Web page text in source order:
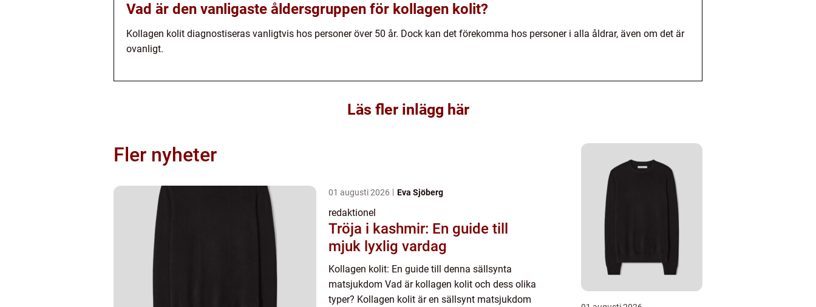
Vad är den vanligaste åldersgruppen för kollagen kolit?
Kollagen kolit diagnostiseras vanligtvis hos personer över 50 år. Dock kan det förekomma hos personer i alla åldrar, även om det är
ovanligt.
Läs fler inlägg här
Fler nyheter
01 augusti 2026 Eva Sjöberg
redaktionel
Tröja i kashmir: En guide till
mjuk lyxlig vardag
Kollagen kolit: En guide till denna sällsynta
matsjukdom Vad är kollagen kolit och dess olika
typer? Kollagen kolit är en sällsynt matsjukdom